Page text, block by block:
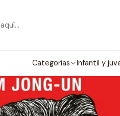
Categorías Infantil y